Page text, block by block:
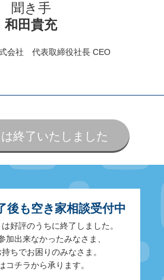
聞き手
和田貴充
会社 代表取締役社長 CEO
終了いたしました
後も空き家相談受付中
好評のうちに終了しました。
加出来なかったみなさま、
ちでお困りのみなさま。
コチラから承ります。